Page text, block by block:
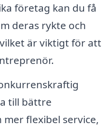
företag kan du få
deras rykte och
är viktigt för att
till bättre
flexibel service,